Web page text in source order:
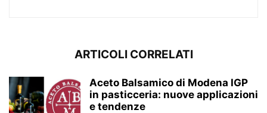
ARTICOLI CORRELATI
Aceto Balsamico di Modena IGP
in pasticceria: nuove applicazioni
e tendenze